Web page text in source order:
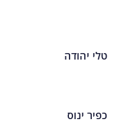
טלי יהודה
כפיר ינוס